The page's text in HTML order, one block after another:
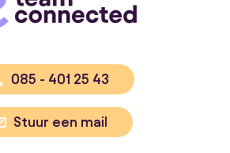
085 - 401 25 43
Stuur een mail